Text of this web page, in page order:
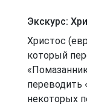
Экскурс:
Христос
который
переводить
некоторых